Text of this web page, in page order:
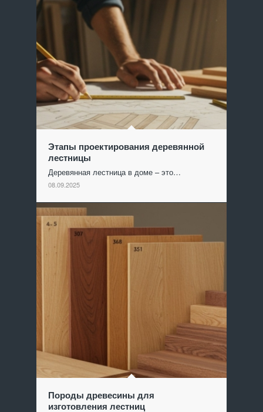
Этапы проектирования деревянной
лестницы
Деревянная лестница в доме – это…
08.09.2025
Породы древесины для
изготовления лестниц